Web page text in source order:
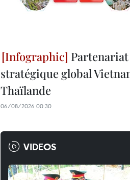
Partenariat
stratégique global
Thaïlande
06/08/2026 00:30
VIDEOS